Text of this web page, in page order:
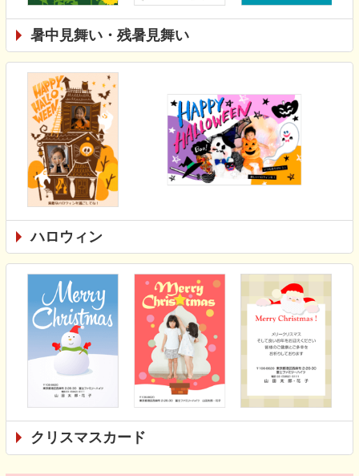
暑中見舞い・残暑見舞い
ハロウィン
クリスマスカード